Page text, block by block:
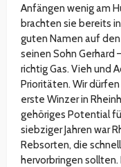
Anfängen wenig am
brachten sie bereits
guten Namen auf
seinen Sohn Gerhard
richtig Gas. Vieh und
Prioritäten. Wir
erste Winzer in
gehöriges Potential
siebziger Jahren war
Rebsorten, die
hervorbringen